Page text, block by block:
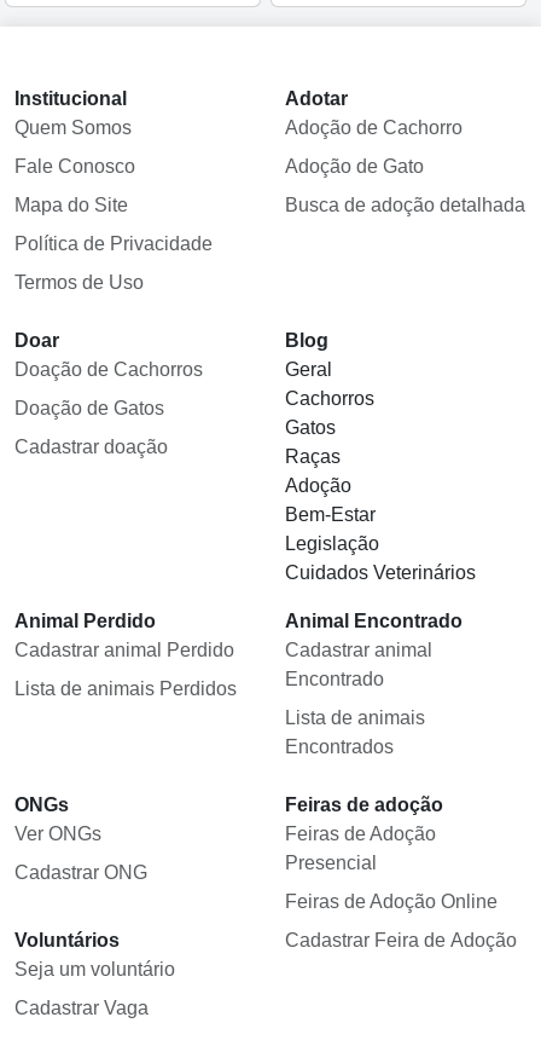
Institucional
Quem Somos
Fale Conosco
Mapa do Site
Política de Privacidade
Termos de Uso
Adotar
Adoção de Cachorro
Adoção de Gato
Busca de adoção detalhada
Doar
Doação de Cachorros
Doação de Gatos
Cadastrar doação
Blog
Geral
Cachorros
Gatos
Raças
Adoção
Bem-Estar
Legislação
Cuidados Veterinários
Animal Perdido
Cadastrar animal Perdido
Lista de animais Perdidos
Animal Encontrado
Cadastrar animal
Encontrado
Lista de animais
Encontrados
ONGs
Ver ONGs
Cadastrar ONG
Voluntários
Seja um voluntário
Cadastrar Vaga
Feiras de adoção
Feiras de Adoção
Presencial
Feiras de Adoção Online
Cadastrar Feira de Adoção